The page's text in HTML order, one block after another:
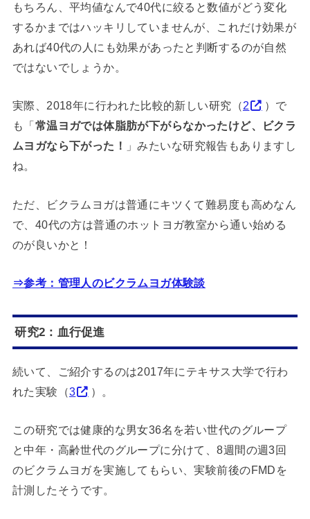
もちろん、平均値なんで40代に絞ると数値がどう変化
するかまではハッキリしていませんが、これだけ効果が
あれば40代の人にも効果があったと判断するのが自然
ではないでしょうか。
実際、2018年に行われた比較的新しい研究（2
）で
も「常温ヨガでは体脂肪が下がらなかったけど、ビクラ
ムヨガなら下がった！
」みたいな研究報告もありますし
ね。
ただ、ビクラムヨガは普通にキツくて難易度も高めなん
で、40代の方は普通のホットヨガ教室から通い始める
のが良いかと！
⇒参考：管理人のビクラムヨガ体験談
研究2：血行促進
続いて、ご紹介するのは2017年にテキサス大学で行わ
れた実験（3 ）。
この研究では健康的な男女36名を若い世代のグループ
と中年・高齢世代のグループに分けて、8週間の週3回
のビクラムヨガを実施してもらい、実験前後のFMDを
計測したそうです。